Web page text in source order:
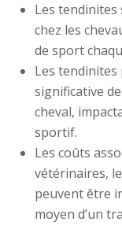
Les
chez les
de sport
Les
significative
cheval,
sportif.
Les coûts
vétérinaires,
peuvent être
moyen d’un